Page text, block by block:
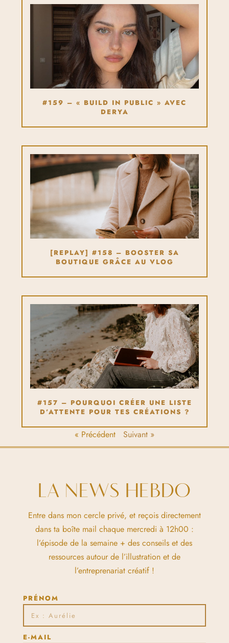
#159 – « BUILD IN PUBLIC » AVEC
DERYA
[REPLAY] #158 – BOOSTER SA
BOUTIQUE GRÂCE AU VLOG
#157 – POURQUOI CRÉER UNE LISTE
D’ATTENTE POUR TES CRÉATIONS ?
« Précédent Suivant »
LA NEWS HEBDO
Entre dans mon cercle privé, et reçois directement
dans ta boîte mail chaque mercredi à 12h00 :
l’épisode de la semaine + des conseils et des
ressources autour de l’illustration et de
l’entreprenariat créatif !
PRÉNOM
E-MAIL